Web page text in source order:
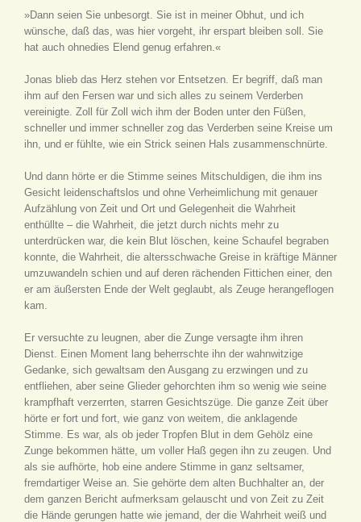
»Dann seien Sie unbesorgt. Sie ist in meiner Obhut, und ich
wünsche, daß das, was hier vorgeht, ihr erspart bleiben soll. Sie
hat auch ohnedies Elend genug erfahren.«
Jonas blieb das Herz stehen vor Entsetzen. Er begriff, daß man
ihm auf den Fersen war und sich alles zu seinem Verderben
vereinigte. Zoll für Zoll wich ihm der Boden unter den Füßen,
schneller und immer schneller zog das Verderben seine Kreise um
ihn, und er fühlte, wie ein Strick seinen Hals zusammenschnürte.
Und dann hörte er die Stimme seines Mitschuldigen, die ihm ins
Gesicht leidenschaftslos und ohne Verheimlichung mit genauer
Aufzählung von Zeit und Ort und Gelegenheit die Wahrheit
enthüllte – die Wahrheit, die jetzt durch nichts mehr zu
unterdrücken war, die kein Blut löschen, keine Schaufel begraben
konnte, die Wahrheit, die altersschwache Greise in kräftige Männer
umzuwandeln schien und auf deren rächenden Fittichen einer, den
er am äußersten Ende der Welt geglaubt, als Zeuge herangeflogen
kam.
Er versuchte zu leugnen, aber die Zunge versagte ihm ihren
Dienst. Einen Moment lang beherrschte ihn der wahnwitzige
Gedanke, sich gewaltsam den Ausgang zu erzwingen und zu
entfliehen, aber seine Glieder gehorchten ihm so wenig wie seine
krampfhaft verzerrten, starren Gesichtszüge. Die ganze Zeit über
hörte er fort und fort, wie ganz von weitem, die anklagende
Stimme. Es war, als ob jeder Tropfen Blut in dem Gehölz eine
Zunge bekommen hätte, um voller Haß gegen ihn zu zeugen. Und
als sie aufhörte, hob eine andere Stimme in ganz seltsamer,
fremdartiger Weise an. Sie gehörte dem alten Buchhalter an, der
dem ganzen Bericht aufmerksam gelauscht und von Zeit zu Zeit
die Hände gerungen hatte wie jemand, der die Wahrheit weiß und